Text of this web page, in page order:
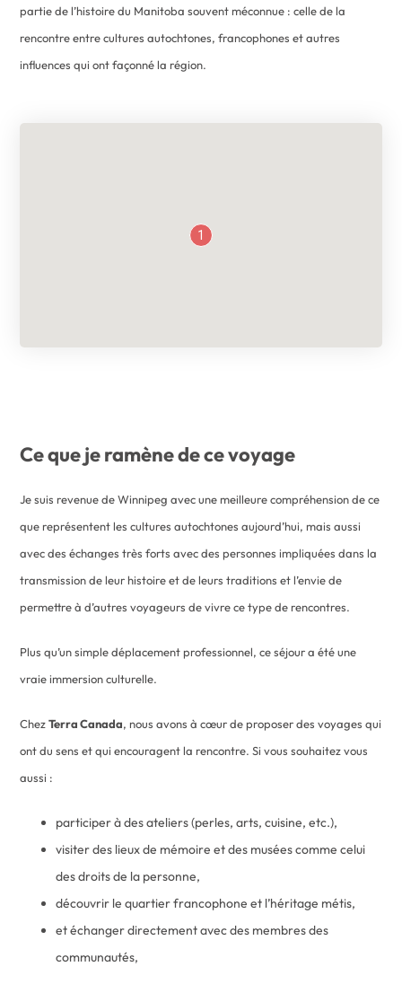
partie de l’histoire du Manitoba souvent méconnue : celle de la
rencontre entre cultures autochtones, francophones et autres
influences qui ont façonné la région.
1
Ce que je ramène de ce voyage
Je suis revenue de Winnipeg avec une meilleure compréhension de ce
que représentent les cultures autochtones aujourd’hui, mais aussi
avec des échanges très forts avec des personnes impliquées dans la
transmission de leur histoire et de leurs traditions et l’envie de
permettre à d’autres voyageurs de vivre ce type de rencontres.
Plus qu’un simple déplacement professionnel, ce séjour a été une
vraie immersion culturelle.
ChezTerra Canada, nous avons à cœur de proposer des voyages qui
ont du sens et qui encouragent la rencontre. Si vous souhaitez vous
aussi :
participer à des ateliers (perles, arts, cuisine, etc.),
visiter des lieux de mémoire et des musées comme celui
des droits de la personne,
découvrir le quartier francophone et l’héritage métis,
et échanger directement avec des membres des
communautés,